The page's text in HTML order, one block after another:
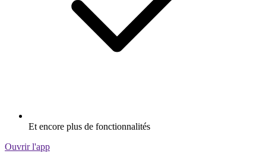
Et encore plus de fonctionnalités
Ouvrir l'app